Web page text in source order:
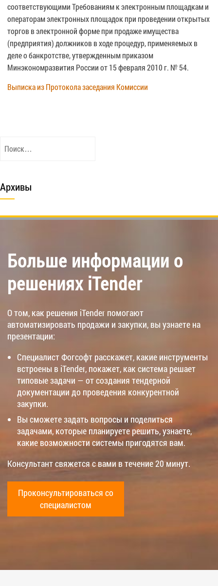
соответствующими Требованиям к электронным площадкам и
операторам электронных площадок при проведении открытых
торгов в электронной форме при продаже имущества
(предприятия) должников в ходе процедур, применяемых в
деле о банкротстве, утвержденным приказом
Минэкономразвития России от 15 февраля 2010 г. № 54.
Выписка из Протокола заседания Комиссии
Архивы
Больше информации о
решениях iTender
О том, как решения iTender помогают
автоматизировать продажи и закупки, вы узнаете на
презентации:
Специалист Фогсофт расскажет, какие инструменты
встроены в iTender, покажет, как система решает
типовые задачи — от создания тендерной
документации до проведения конкурентной
закупки.
Вы сможете задать вопросы и поделиться
задачами, которые планируете решить, узнаете,
какие возможности системы пригодятся вам.
Консультант свяжется с вами в течение 20 минут.
Проконсультироваться со
специалистом